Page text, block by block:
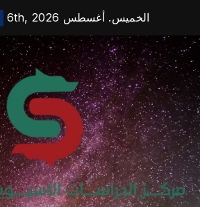
content
الخميس. أغسطس 6th, 2026